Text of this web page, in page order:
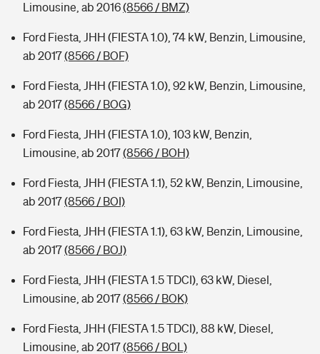
Limousine, ab 2016(8566 / BMZ)
Ford Fiesta, JHH (FIESTA 1.0), 74 kW, Benzin, Limousine,
ab 2017(8566 / BOF)
Ford Fiesta, JHH (FIESTA 1.0), 92 kW, Benzin, Limousine,
ab 2017(8566 / BOG)
Ford Fiesta, JHH (FIESTA 1.0), 103 kW, Benzin,
Limousine, ab 2017(8566 / BOH)
Ford Fiesta, JHH (FIESTA 1.1), 52 kW, Benzin, Limousine,
ab 2017(8566 / BOI)
Ford Fiesta, JHH (FIESTA 1.1), 63 kW, Benzin, Limousine,
ab 2017(8566 / BOJ)
Ford Fiesta, JHH (FIESTA 1.5 TDCI), 63 kW, Diesel,
Limousine, ab 2017(8566 / BOK)
Ford Fiesta, JHH (FIESTA 1.5 TDCI), 88 kW, Diesel,
Limousine, ab 2017(8566 / BOL)